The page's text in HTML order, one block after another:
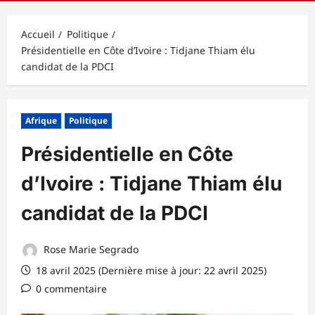
Accueil
Politique
Présidentielle en Côte d’Ivoire : Tidjane Thiam élu
candidat de la PDCI
Afrique Politique
Présidentielle en Côte
d’Ivoire : Tidjane Thiam élu
candidat de la PDCI
Rose Marie Segrado
18 avril 2025 (Dernière mise à jour: 22 avril 2025)
0 commentaire